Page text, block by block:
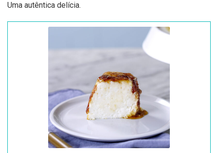
Uma autêntica delícia.